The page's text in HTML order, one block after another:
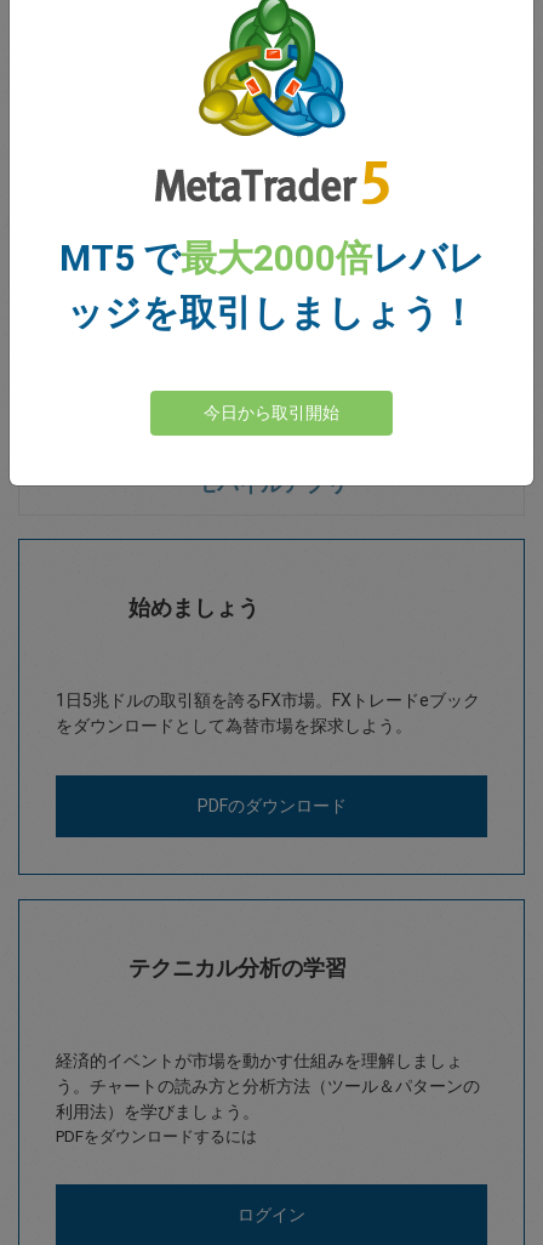
無料のeBook
easyMarketsのクライアントは10冊のeBookをどれ
でもダウンロードできます。これらのeBookは取引
や、テクニカル分析、人気のMT4および
easyMarketsの取引アプリの解説などの全てをカバ
市場の取引
オプション
モバイルアプリ
始めましょう
1日5兆ドルの取引額を誇るFX市場。FXトレードeブック
をダウンロードとして為替市場を探求しよう。
PDFのダウンロード
テクニカル分析の学習
経済的イベントが市場を動かす仕組みを理解しましょ
う。チャートの読み方と分析方法（ツール＆パターンの
利用法）を学びましょう。
PDFをダウンロードするには
ログイン
MT5 で最大2000倍レバレ
ッジを取引しましょう！
今日から取引開始